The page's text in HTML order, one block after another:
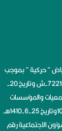
” حركية ” بموجب
خطاب وزارة الشؤون الإجتماعية رقم 6-72218-ش وتاريخ 20-
الجمعيات والمؤسسات
الخيرية الصادرة بقرار مجلس الوزراء رقم 107وتاريخ 25-6-1410هــ
الاجتماعية رقم